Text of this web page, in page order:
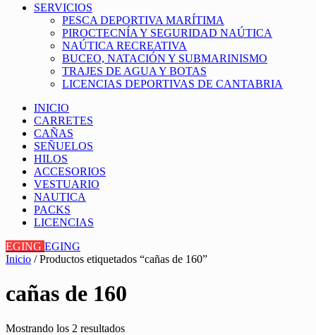
SERVICIOS
PESCA DEPORTIVA MARÍTIMA
PIROCTECNÍA Y SEGURIDAD NAÚTICA
NAÚTICA RECREATIVA
BUCEO, NATACIÓN Y SUBMARINISMO
TRAJES DE AGUA Y BOTAS
LICENCIAS DEPORTIVAS DE CANTABRIA
INICIO
CARRETES
CAÑAS
SEÑUELOS
HILOS
ACCESORIOS
VESTUARIO
NAUTICA
PACKS
LICENCIAS
EGING EGING
Inicio / Productos etiquetados “cañas de 160”
cañas de 160
Mostrando los 2 resultados